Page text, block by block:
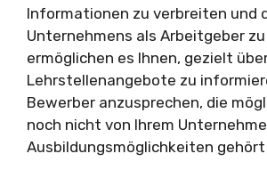
Informationen zu verbreiten und
Unternehmens als Arbeitgeber
ermöglichen es Ihnen, gezielt
Lehrstellenangebote zu
Bewerber anzusprechen, die
noch nicht von Ihrem
Ausbildungsmöglichkeiten gehört